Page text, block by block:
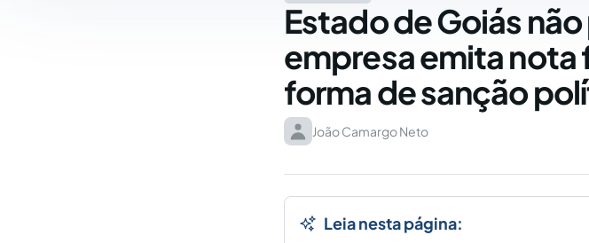
Estado de Goiás
empresa emita
forma de sanção
João Camargo Neto
Leia nesta página: